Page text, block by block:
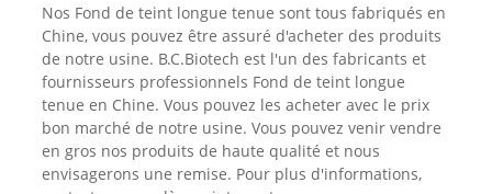
Nos Fond de teint longue tenue sont tous fabriqués en
Chine, vous pouvez être assuré d'acheter des produits
de notre usine. B.C.Biotech est l'un des fabricants et
fournisseurs professionnels Fond de teint longue
tenue en Chine. Vous pouvez les acheter avec le prix
bon marché de notre usine. Vous pouvez venir vendre
en gros nos produits de haute qualité et nous
envisagerons une remise. Pour plus d'informations,